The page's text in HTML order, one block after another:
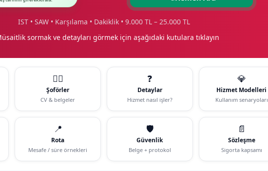
IST • SAW • Karşılama • Dakiklik • 9.000 TL – 25.000 TL
sormak ve detayları görmek için aşağıdaki kutulara tıklayın
🧑‍✈️
Şoförler
CV & belgeler
❓
Detaylar
Hizmet nasıl işler?
💎
Hizmet Modelleri
Kullanım senaryoları
📍
Rota
Mesafe / süre örnekleri
🛡️
Güvenlik
Belge + protokol
📄
Sözleşme
Sigorta kapsamı